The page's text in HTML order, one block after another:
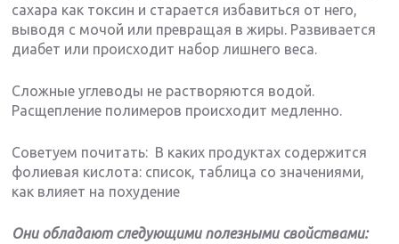
сахара как токсин и старается избавиться от него,
выводя с мочой или превращая в жиры. Развивается
диабет или происходит набор лишнего веса.
Сложные углеводы не растворяются водой.
Расщепление полимеров происходит медленно.
Советуем почитать: В каких продуктах содержится
фолиевая кислота: список, таблица со значениями,
как влияет на похудение
Они обладают следующими полезными свойствами: